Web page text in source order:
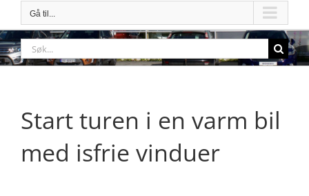
Gå til...
Søk
etter:
Start turen i en varm bil
med isfrie vinduer